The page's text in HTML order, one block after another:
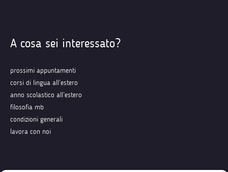
A cosa sei interessato?
prossimi appuntamenti
corsi di lingua all’estero
anno scolastico all’estero
filosofia mb
condizioni generali
lavora con noi